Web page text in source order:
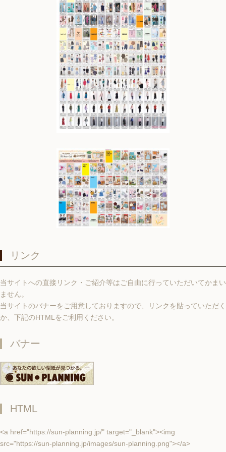
リンク
当サイトへの直接リンク・ご紹介等はご自由に行っていただいてかまい
ません。
当サイトのバナーをご用意しておりますので、リンクを貼っていただく
か、下記のHTMLをご利用ください。
バナー
HTML
<a href="https://sun-planning.jp/" target="_blank"><img
src="https://sun-planning.jp/images/sun-planning.png"></a>